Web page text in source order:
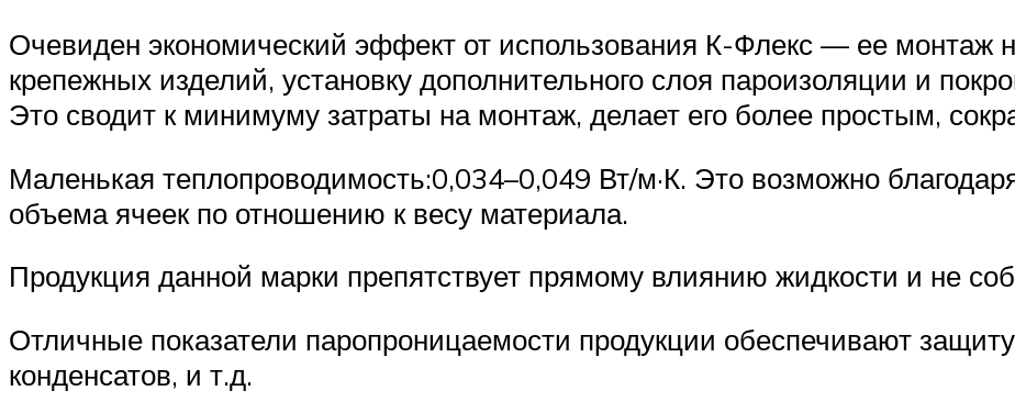
Очевиден экономический эффект от использования К-Флекс — ее монтаж
крепежных изделий, установку дополнительного слоя пароизоляции и
Это сводит к минимуму затраты на монтаж, делает его более простым,
Маленькая теплопроводимость:0,034–0,049 Вт/м·К. Это возможно
объема ячеек по отношению к весу материала.
Продукция данной марки препятствует прямому влиянию жидкости и не
Отличные показатели паропроницаемости продукции обеспечивают
конденсатов, и т.д.